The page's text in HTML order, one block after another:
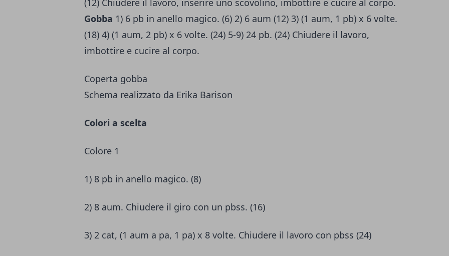
(12) Chiudere il lavoro, inserire uno scovolino, imbottire e cucire al corpo.
Gobba 1) 6 pb in anello magico. (6) 2) 6 aum (12) 3) (1 aum, 1 pb) x 6 volte.
(18) 4) (1 aum, 2 pb) x 6 volte. (24) 5-9) 24 pb. (24) Chiudere il lavoro,
imbottire e cucire al corpo.
Coperta gobba
Schema realizzato da Erika Barison
Colori a scelta
Colore 1
1) 8 pb in anello magico. (8)
2) 8 aum. Chiudere il giro con un pbss. (16)
3) 2 cat, (1 aum a pa, 1 pa) x 8 volte. Chiudere il lavoro con pbss (24)